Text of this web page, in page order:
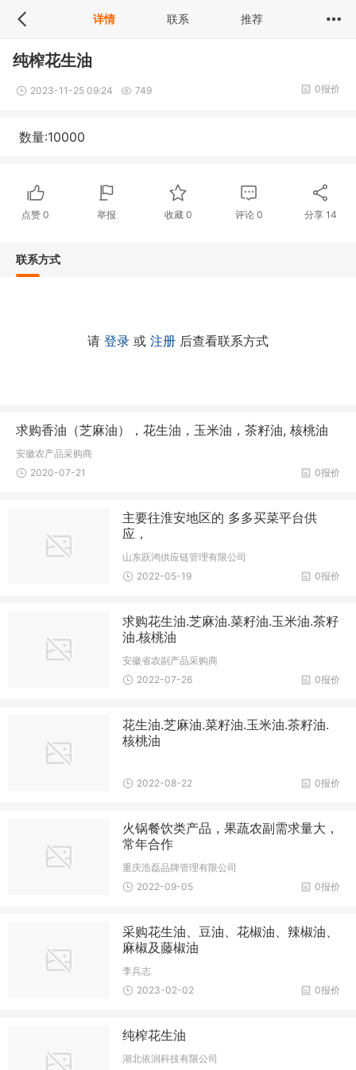
详情 联系 推荐
纯榨花生油
2023-11-25 09:24 749 0报价
数量:10000
点赞0 举报 收藏 0 评论0 分享 14
联系方式
请 登录 或 注册 后查看联系方式
求购香油（芝麻油），花生油，玉米油，茶籽油, 核桃油
安徽农产品采购商
0报价
2020-07-21
主要往淮安地区的 多多买菜平台供
应，
山东跃鸿供应链管理有限公司
0报价
2022-05-19
求购花生油.芝麻油.菜籽油.玉米油.茶籽
油.核桃油
安徽省农副产品采购商
0报价
2022-07-26
花生油.芝麻油.菜籽油.玉米油.茶籽油.
核桃油
0报价
2022-08-22
火锅餐饮类产品，果蔬农副需求量大，
常年合作
重庆浩磊品牌管理有限公司
0报价
2022-09-05
采购花生油、豆油、花椒油、辣椒油、
麻椒及藤椒油
李兵志
0报价
2023-02-02
纯榨花生油
湖北依润科技有限公司